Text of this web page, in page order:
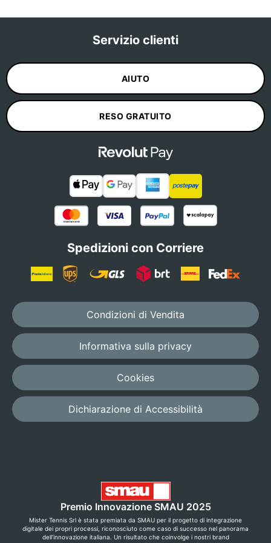
Servizio clienti
AIUTO
RESO GRATUITO
Spedizioni con Corriere
Condizioni di Vendita
Informativa sulla privacy
Cookies
Dichiarazione di Accessibilità
Premio Innovazione SMAU 2025
Mister Tennis Srl è stata premiata da SMAU per il progetto di integrazione
digitale dei propri processi, riconosciuto come caso di successo nel panorama
dell’innovazione italiana. Un risultato che coinvolge i nostri brand